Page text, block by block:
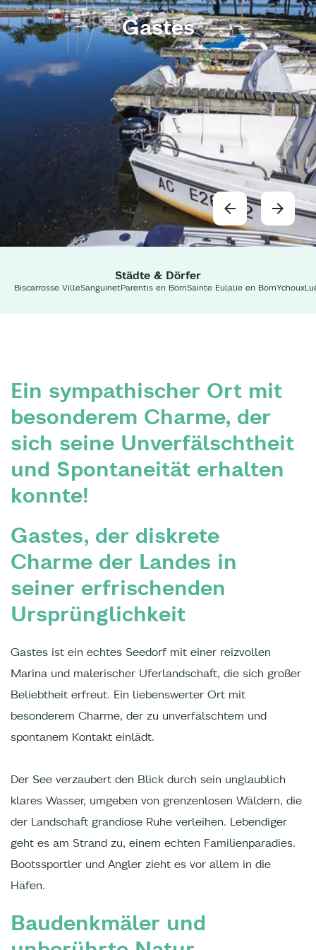
Gastes
Städte & Dörfer
Biscarrosse VilleSanguinetParentis en BornSainte Eulalie en BornYchoux
Ein sympathischer Ort mit
besonderem Charme, der
sich seine Unverfälschtheit
und Spontaneität erhalten
konnte!
Gastes, der diskrete
Charme der Landes in
seiner erfrischenden
Ursprünglichkeit
Gastes ist ein echtes Seedorf mit einer reizvollen
Marina und malerischer Uferlandschaft, die sich großer
Beliebtheit erfreut. Ein liebenswerter Ort mit
besonderem Charme, der zu unverfälschtem und
spontanem Kontakt einlädt.
Der See verzaubert den Blick durch sein unglaublich
klares Wasser, umgeben von grenzenlosen Wäldern, die
der Landschaft grandiose Ruhe verleihen. Lebendiger
geht es am Strand zu, einem echten Familienparadies.
Bootssportler und Angler zieht es vor allem in die
Häfen.
Baudenkmäler und